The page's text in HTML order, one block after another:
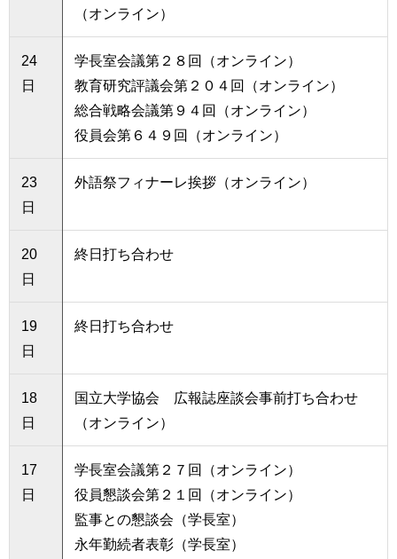
（オンライン）
24
日
学長室会議第２８回（オンライン）
教育研究評議会第２０４回（オンライン）
総合戦略会議第９４回（オンライン）
役員会第６４９回（オンライン）
23
日
外語祭フィナーレ挨拶（オンライン）
20
日
終日打ち合わせ
19
日
終日打ち合わせ
18
日
国立大学協会 広報誌座談会事前打ち合わせ
（オンライン）
17
日
学長室会議第２７回（オンライン）
役員懇談会第２１回（オンライン）
監事との懇談会（学長室）
永年勤続者表彰（学長室）